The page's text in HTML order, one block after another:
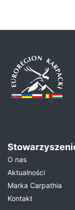
O nas
Aktualności
Marka Carpathia
Kontakt